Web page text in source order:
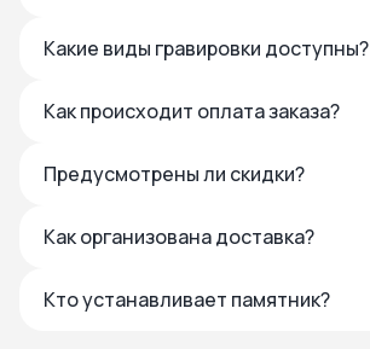
Какие виды гравировки доступны?
Как происходит оплата заказа?
Предусмотрены ли скидки?
Как организована доставка?
Кто устанавливает памятник?